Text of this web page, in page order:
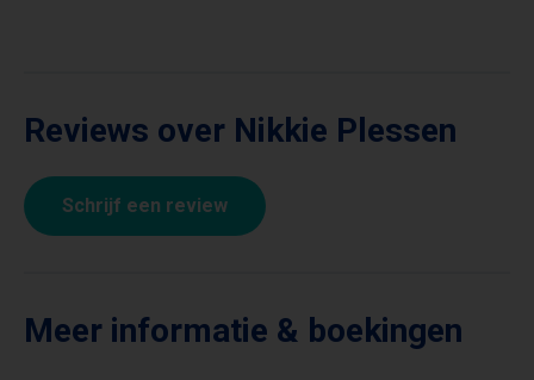
Reviews over Nikkie Plessen
Schrijf een review
Meer informatie & boekingen